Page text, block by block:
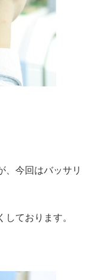
、今回はバッサリ
ております。